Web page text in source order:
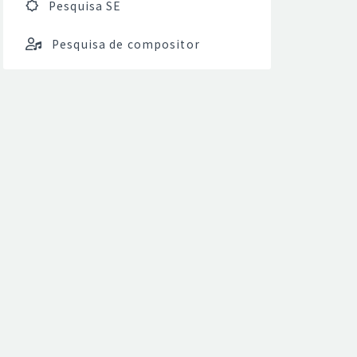
Pesquisa SE
Pesquisa de compositor